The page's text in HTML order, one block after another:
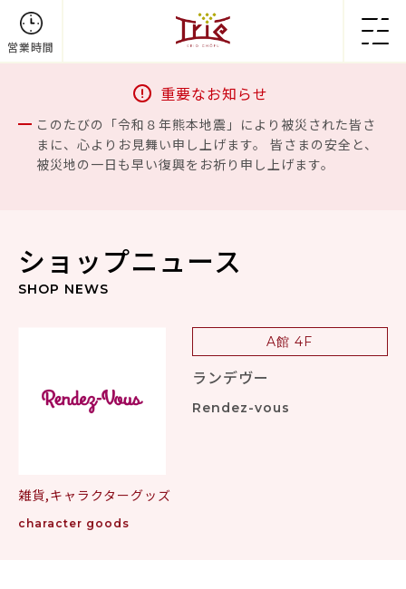
営業時間
重要なお知らせ
このたびの「令和８年熊本地震」により被災された皆さ
まに、心よりお見舞い申し上げます。 皆さまの安全と、
被災地の一日も早い復興をお祈り申し上げます。
ショップニュース
SHOP NEWS
A館 4F
ランデヴー
Rendez-vous
雑貨,キャラクターグッズ
character goods